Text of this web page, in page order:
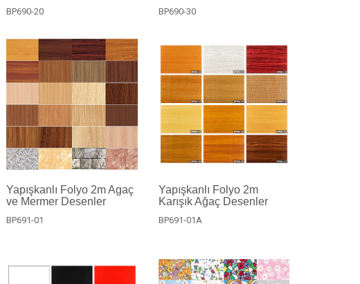
BP690-20 BP690-30
Yapışkanlı Folyo 2m Agaç
ve Mermer Desenler
BP691-01
Yapışkanlı Folyo 2m
Karışık Ağaç Desenler
BP691-01A